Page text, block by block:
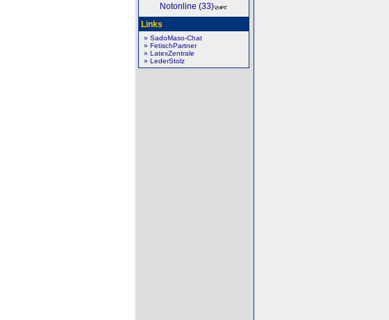
Notonline (33)
Links
» SadoMaso-Chat
» FetischPartner
» LatexZentrale
» LederStolz